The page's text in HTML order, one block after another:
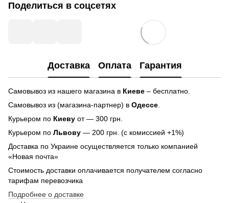
Поделиться в соцсетях
Доставка Оплата Гарантия
Самовывоз из нашего магазина в Киеве – бесплатно.
Самовывоз из (магазина-партнер) в Одессе
Курьером по Киеву от — 300 грн.
Курьером по Львову — 200 грн. (с комиссией +1%)
Доставка по Украине осуществляется только компанией
«Новая почта»
Стоимость доставки оплачивается получателем согласно
тарифам перевозчика
Подробнее о доставке